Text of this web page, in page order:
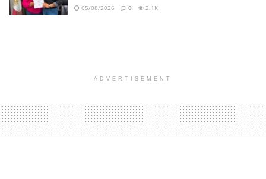
05/08/2026 0 2.1K
ADVERTISEMENT